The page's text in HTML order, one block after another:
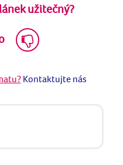
užitečný?
Kontaktujte nás